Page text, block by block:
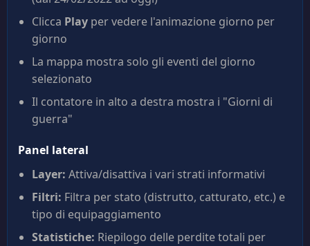
Clicca Play per vedere l'animazione giorno per
giorno
La mappa mostra solo gli eventi del giorno
selezionato
Il contatore in alto a destra mostra i "Giorni di
guerra"
Panel lateral
Layer: Attiva/disattiva i vari strati informativi
Filtri: Filtra per stato (distrutto, catturato, etc.) e
tipo di equipaggiamento
Statistiche: Riepilogo delle perdite totali per